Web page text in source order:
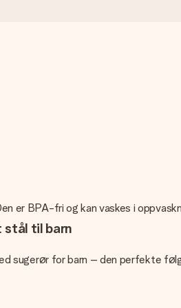
er BPA-fri og kan vaskes i
stål til barn
sugerør for barn – den perfekte